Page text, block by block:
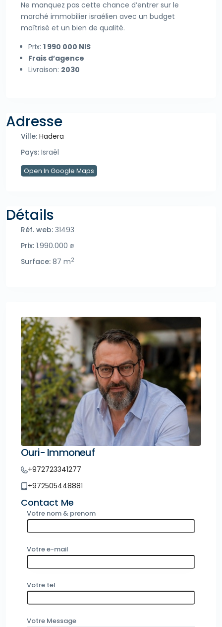
Ne manquez pas cette chance d’entrer sur le
marché immobilier israélien avec un budget
maîtrisé et un bien de qualité.
Prix: 1 990 000 NIS
Frais d’agence
Livraison: 2030
Adresse
Ville: Hadera
Pays: Israël
Open In Google Maps
Détails
Réf. web: 31493
Prix: 1.990.000 ₪
Surface: 87 m2
Ouri- Immoneuf
+972723341277
+972505448881
Contact Me
Votre nom & prenom
Votre e-mail
Votre tel
Votre Message